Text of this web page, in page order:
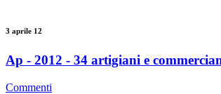
3 aprile 12
Ap - 2012 - 34 artigiani e
Commenti